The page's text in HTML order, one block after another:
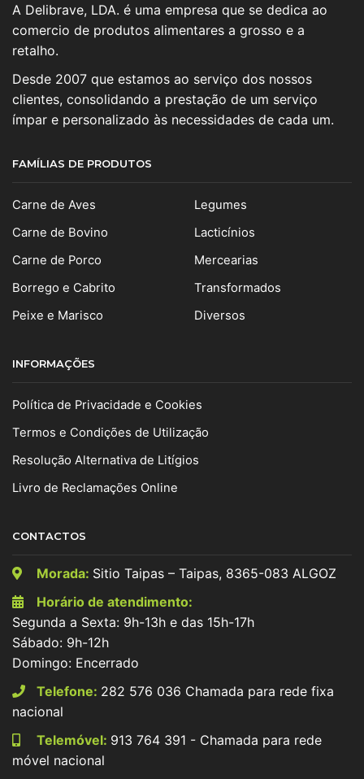
A Delibrave, LDA. é uma empresa que se dedica ao
comercio de produtos alimentares a grosso e a
retalho.
Desde 2007 que estamos ao serviço dos nossos
clientes, consolidando a prestação de um serviço
ímpar e personalizado às necessidades de cada um.
FAMÍLIAS DE PRODUTOS
Carne de Aves
Carne de Bovino
Carne de Porco
Borrego e Cabrito
Peixe e Marisco
Legumes
Lacticínios
Mercearias
Transformados
Diversos
INFORMAÇÕES
Política de Privacidade e Cookies
Termos e Condições de Utilização
Resolução Alternativa de Litígios
Livro de Reclamações Online
CONTACTOS
Morada: Sitio Taipas – Taipas, 8365-083 ALGOZ
Horário de atendimento:
Segunda a Sexta: 9h-13h e das 15h-17h
Sábado: 9h-12h
Domingo: Encerrado
Telefone: 282 576 036 Chamada para rede fixa
nacional
Telemóvel: 913 764 391 - Chamada para rede
móvel nacional